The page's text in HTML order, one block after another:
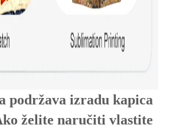
podržava izradu kapica
želite naručiti vlastite